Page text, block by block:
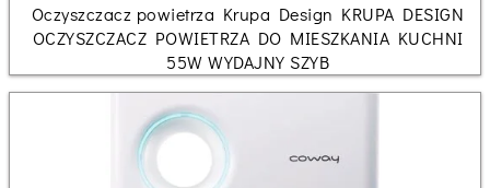
Oczyszczacz powietrza Krupa Design KRUPA DESIGN
OCZYSZCZACZ POWIETRZA DO MIESZKANIA KUCHNI
55W WYDAJNY SZYB